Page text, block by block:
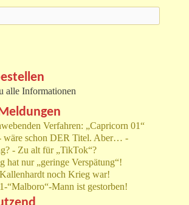
alle Informationen
Verfahren: „Capricorn 01“
wäre schon DER Titel. Aber… -
- Zu alt für „TikTok“?
hat nur „geringe Verspätung“!
noch Krieg war!
“Malboro“-Mann ist gestorben!